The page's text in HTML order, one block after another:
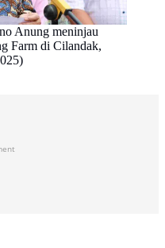
Anung meninjau
Farm di Cilandak,